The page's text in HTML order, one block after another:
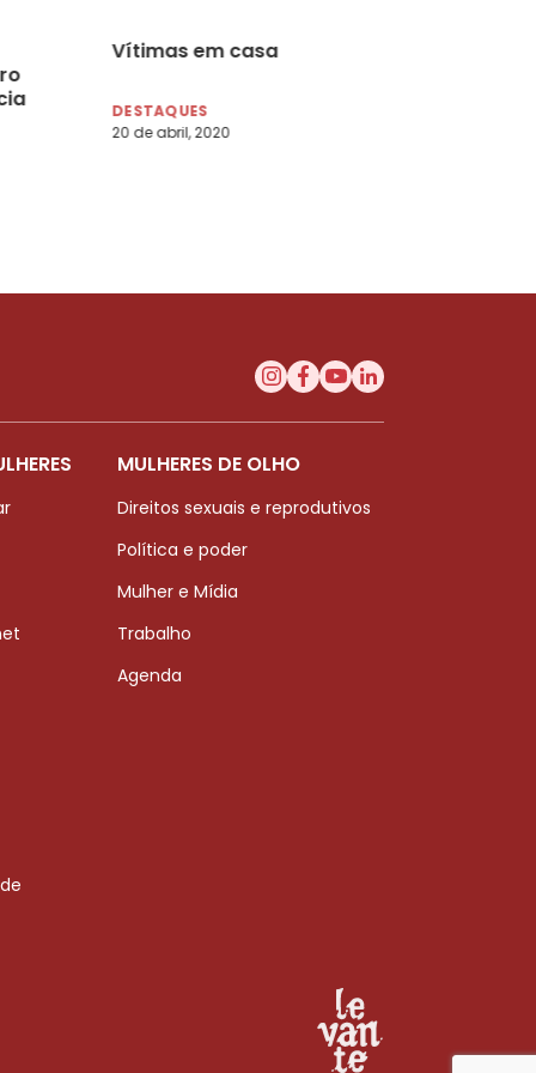
Vítimas em casa
DESTAQUES
20 de abril, 2020
MULHERES DE OLHO
Direitos sexuais e reprodutivos
Política e poder
Mulher e Mídia
Trabalho
Agenda